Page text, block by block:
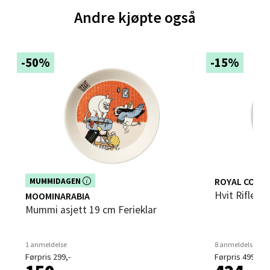
Andre kjøpte også
-50%
MUMMIDAGEN
Dette produktet er inkludert i vår kampanje. Benytt
deg av rabatten i dag!
MOOMINARABIA
Mummi asjett 19 cm Ferieklar
1 anmeldelse
Førpris 299,-
-15%
ROYAL
Hvit Riflet
8 anmeldelser
Førpris 499,-
0 i butikk
Velg
Bergen - Thon Senter Sartor
Sartorvegen 12, 5353 Straume
Åpent i dag 10-18
Trondheim - Sirkus Shopping